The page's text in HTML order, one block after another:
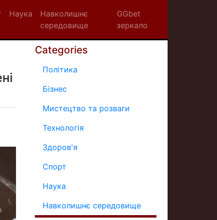
Наука
Навколишнє
середовище
GGbet
зеркало
Categories
Політика
Бізнес
Мистецтво та розваги
Технологія
Здоров'я
Спорт
Наука
Навколишнє середовище